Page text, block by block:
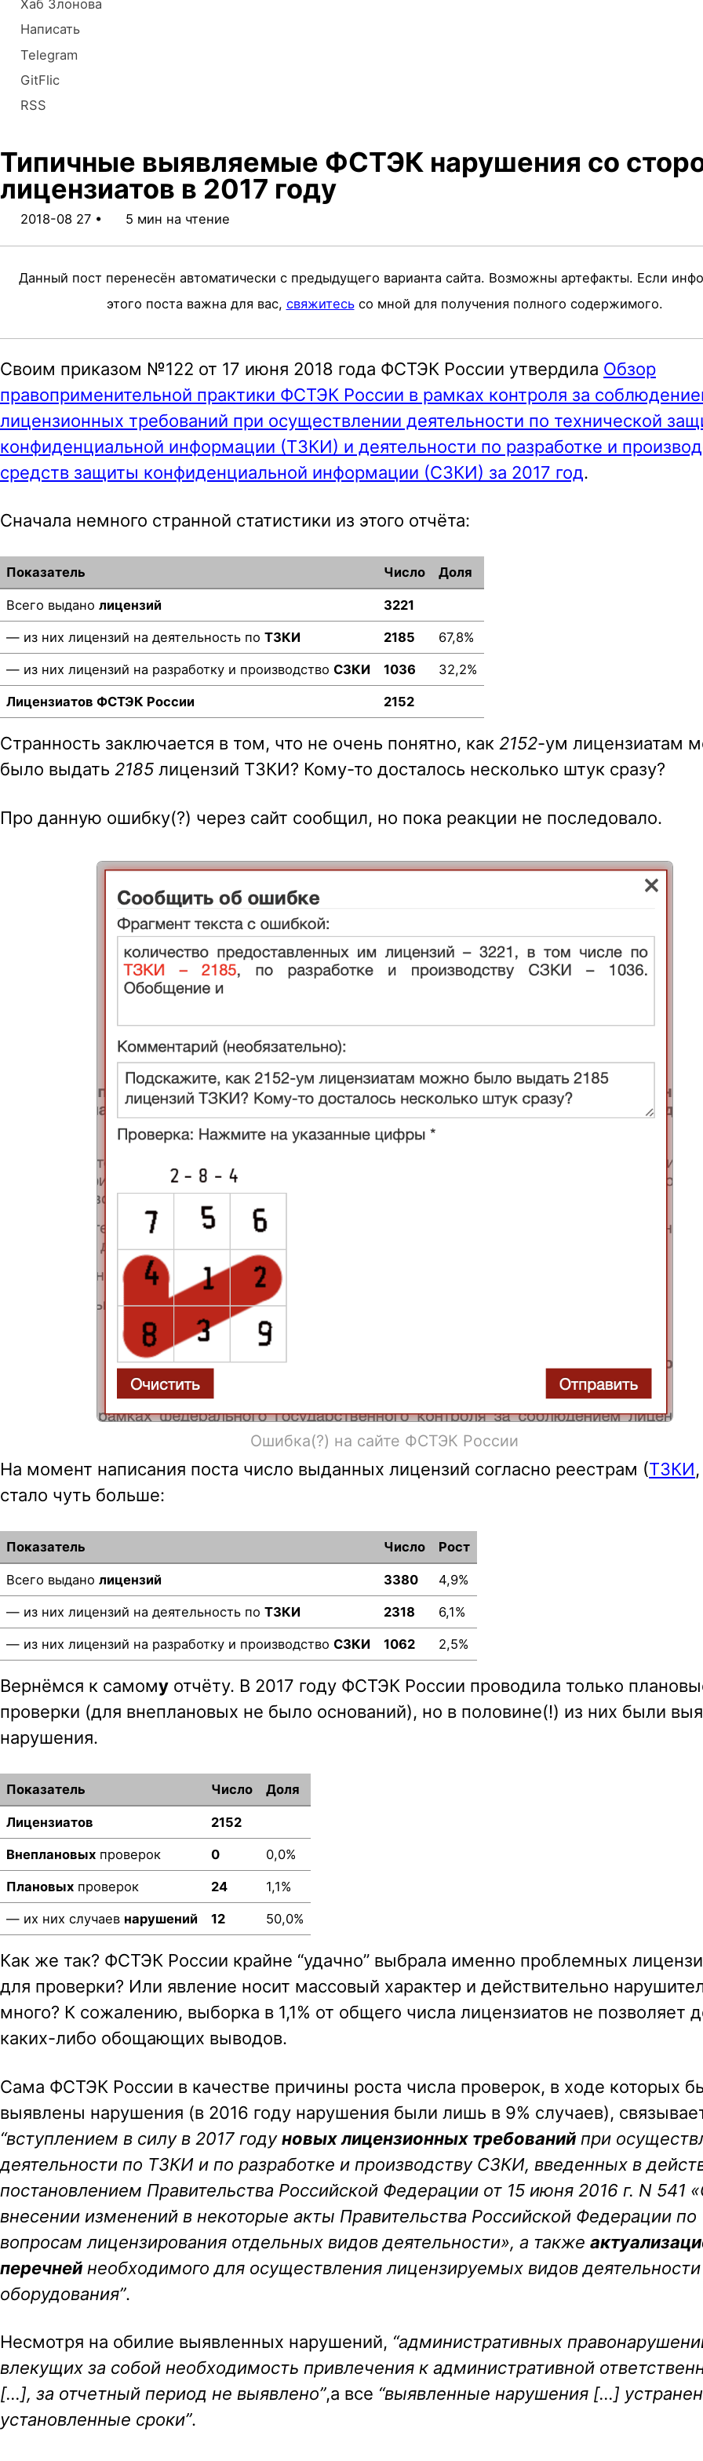
t
i
o
Хаб Злонова
Написать
Telegram
GitFlic
RSS
Типичные выявляемые ФСТЭК нарушения со
лицензиатов в 2017 году
2018-08 27 5 мин на чтение
Данный пост перенесён автоматически с предыдущего варианта сайта. Возможны артефакты. Если
этого поста важна для вас, свяжитесьсо мной для получения полного содержимого.
Своим приказом №122 от 17 июня 2018 года ФСТЭК России утвердила Обзор
правоприменительной практики ФСТЭК России в рамках контроля за
лицензионных требований при осуществлении деятельности по технической
конфиденциальной информации (ТЗКИ) и деятельности по разработке и
средств защиты конфиденциальной информации (СЗКИ) за 2017 год.
Сначала немного странной статистики из этого отчёта:
Показатель Число Доля
Всего выданолицензий 3221
— из них лицензий на деятельность поТЗКИ 2185 67,8%
— из них лицензий на разработку и производство СЗКИ 1036 32,2%
Лицензиатов ФСТЭК России 2152
Странность заключается в том, что не очень понятно, как 2152-ум лицензиатам
было выдать 2185 лицензий ТЗКИ? Кому-то досталось несколько штук сразу?
Про данную ошибку(?) через сайт сообщил, но пока реакции не последовало.
Ошибка(?) на сайте ФСТЭК России
На момент написания поста число выданных лицензий согласно реестрам (ТЗКИ,
стало чуть больше:
Показатель Число Рост
Всего выданолицензий 3380 4,9%
— из них лицензий на деятельность поТЗКИ 2318 6,1%
— из них лицензий на разработку и производство СЗКИ 1062 2,5%
Вернёмся к самому отчёту. В 2017 году ФСТЭК России проводила только
проверки (для внеплановых не было оснований), но в половине(!) из них были
нарушения.
Показатель Число Доля
Лицензиатов 2152
Внеплановых проверок 0 0,0%
Плановых проверок 24 1,1%
— их них случаев нарушений 12 50,0%
Как же так? ФСТЭК России крайне “удачно” выбрала именно проблемных
для проверки? Или явление носит массовый характер и действительно
много? К сожалению, выборка в 1,1% от общего числа лицензиатов не позволяет
каких-либо обощающих выводов.
Сама ФСТЭК России в качестве причины роста числа проверок, в ходе которых
выявлены нарушения (в 2016 году нарушения были лишь в 9% случаев),
“вступлением в силу в 2017 годуновых лицензионных требований при
деятельности по ТЗКИ и по разработке и производству СЗКИ, введенных в
постановлением Правительства Российской Федерации от 15 июня 2016 г. N 541
внесении изменений в некоторые акты Правительства Российской Федерации по
вопросам лицензирования отдельных видов деятельности», а также
перечней необходимого для осуществления лицензируемых видов деятельности
оборудования”.
Несмотря на обилие выявленных нарушений, “административных
влекущих за собой необходимость привлечения к административной
[…], за отчетный период не выявлено”,а все “выявленные нарушения […]
установленные сроки”.